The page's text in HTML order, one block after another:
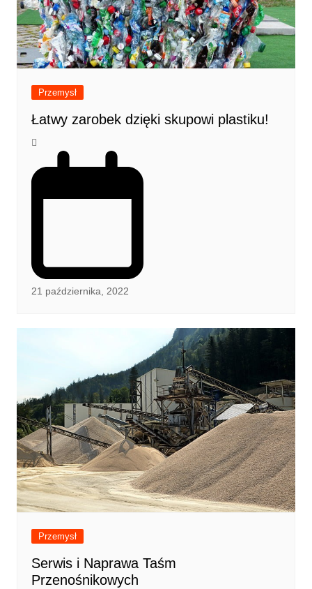
Przemysł
Łatwy zarobek dzięki skupowi plastiku!
21 października, 2022
Przemysł
Serwis i Naprawa Taśm
Przenośnikowych